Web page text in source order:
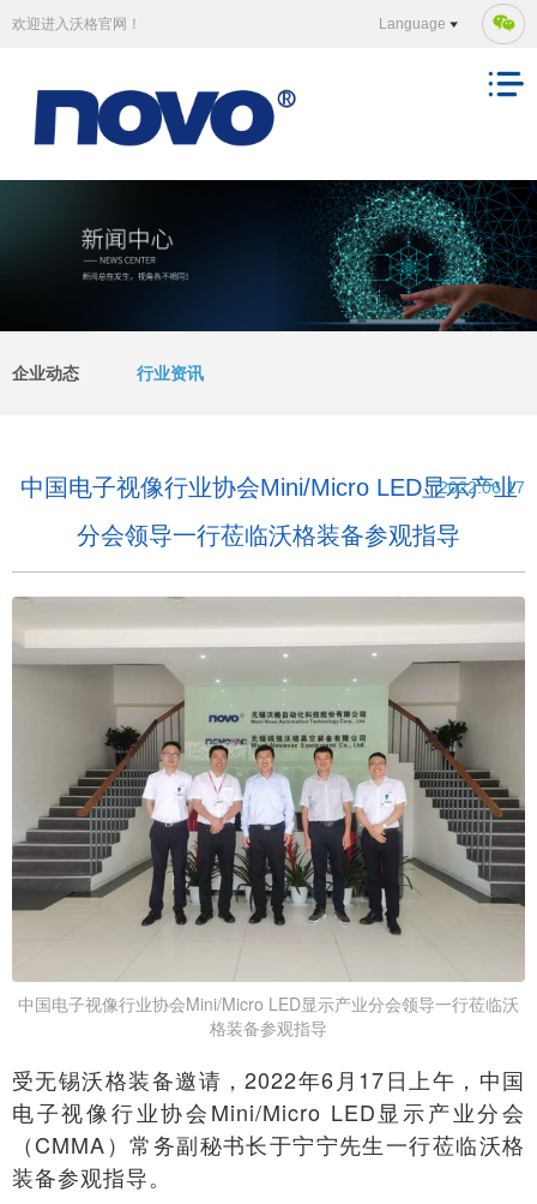
欢迎进入沃格官网！ Language
企业动态 行业资讯
中国电子视像行业协会Mini/Micro LED显示产业
分会领导一行莅临沃格装备参观指导
2022.06.17
中国电子视像行业协会Mini/Micro LED显示产业分会领导一行莅临沃
格装备参观指导
受无锡沃格装备邀请，2022年6月17日上午，中国
电子视像行业协会Mini/Micro LED显示产业分会
（CMMA）常务副秘书长于宁宁先生一行莅临沃格
装备参观指导。